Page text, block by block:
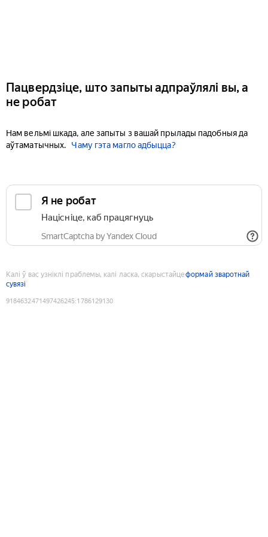
Пацвердзіце, што запыты адпраўлялі вы, а
не робат
Нам вельмі шкада, але запыты з вашай прылады падобныя да
аўтаматычных.
Чаму гэта магло адбыцца?
Я не робат
Націсніце, каб працягнуць
SmartCaptcha by Yandex Cloud
Калі ў вас узніклі праблемы, калі ласка, скарыстайцеформай зваротнай
сувязі
9184632471497426245:1786129130